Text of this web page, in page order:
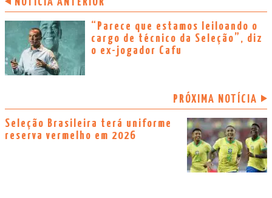
“Parece que estamos leiloando o
cargo de técnico da Seleção”, diz
o ex-jogador Cafu
PRÓXIMA NOTÍCIA
Seleção Brasileira terá uniforme
reserva vermelho em 2026